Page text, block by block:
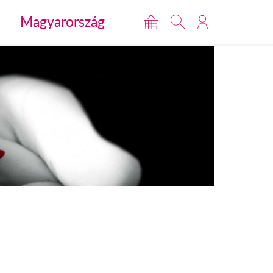
Magyarország